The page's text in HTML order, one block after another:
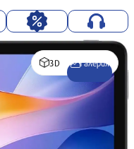
3D Галерия